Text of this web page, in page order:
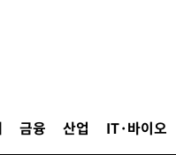
금융 산업 IT·바이오
나스닥 1.3%↑
배상 선행돼야"
득표율 45.42%로 1위… 정